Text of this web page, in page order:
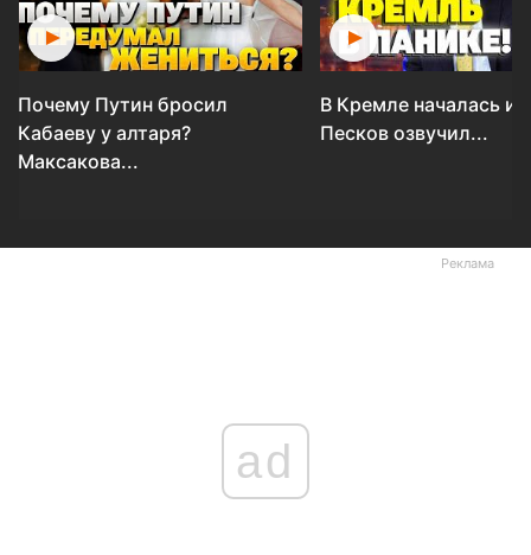
Почему Путин бросил
Кабаеву у алтаря?
Максакова...
В Кремле началась
Песков озвучил...
Реклама
ad